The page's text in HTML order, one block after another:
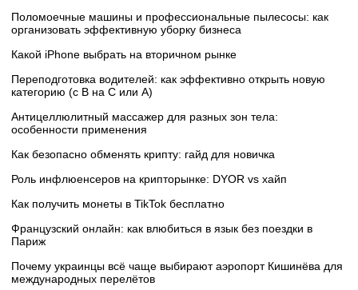
Поломоечные машины и профессиональные пылесосы: как
организовать эффективную уборку бизнеса
Какой iPhone выбрать на вторичном рынке
Переподготовка водителей: как эффективно открыть новую
категорию (с B на C или А)
Антицеллюлитный массажер для разных зон тела:
особенности применения
Как безопасно обменять крипту: гайд для новичка
Роль инфлюенсеров на крипторынке: DYOR vs хайп
Как получить монеты в TikTok бесплатно
Французский онлайн: как влюбиться в язык без поездки в
Париж
Почему украинцы всё чаще выбирают аэропорт Кишинёва для
международных перелётов